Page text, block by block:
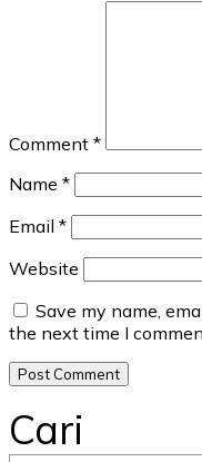
Comment *
Name *
Email *
Website
Save my name,
the next time I
Cari